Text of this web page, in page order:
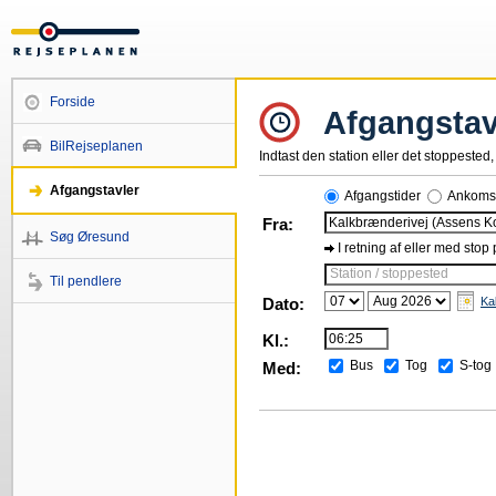
Forside
BilRejseplanen
Afgangstavler
Søg Øresund
Til pendlere
Indtast den station eller det
Afgangstider
Fra:
I retning af eller med stop
Station / stoppested
Dato:
Kl.:
Med:
Bus Tog S-tog